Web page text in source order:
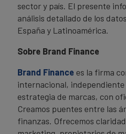
sector y país. El presente
análisis detallado de los
España y Latinoamérica.
Sobre Brand Finance
Brand Finance es la firma
internacional,
estrategia de marcas, con
Creamos puentes entre las
finanzas. Ofrecemos